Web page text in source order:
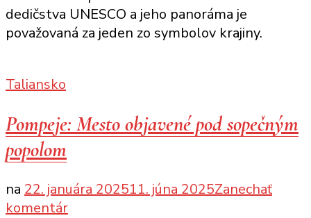
–
1-
dedičstva UNESCO a jeho panoráma je
považovaná za jeden zo symbolov krajiny.
Taliansko
Pompeje: Mesto objavené pod sopečným
popolom
na 22. januára 202511. júna 2025Zanechať
komentárk